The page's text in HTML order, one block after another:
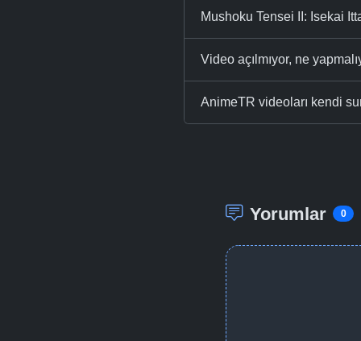
Mushoku Tensei II: Isekai
Video açılmıyor, ne
AnimeTR videoları kendi
Yorumlar 0